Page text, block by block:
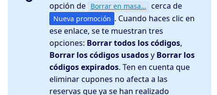
opción de Borrar en masa… cerca de
Nueva promoción . Cuando haces clic en
ese enlace, se te muestran tres
opciones: Borrar todos los códigos,
Borrar los códigos usadosy Borrar los
códigos expirados. Ten en cuenta que
eliminar cupones no afecta a las
reservas que ya se han realizado